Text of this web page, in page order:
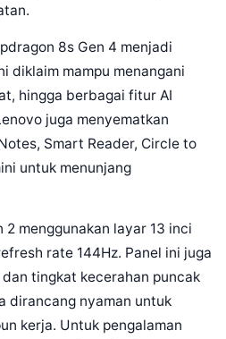
8s Gen 4 menjadi
diklaim mampu menangani
hingga berbagai fitur AI
juga menyematkan
Smart Reader, Circle to
untuk menunjang
2 menggunakan layar 13 inci
rate 144Hz. Panel ini juga
tingkat kecerahan puncak
dirancang nyaman untuk
kerja. Untuk pengalaman